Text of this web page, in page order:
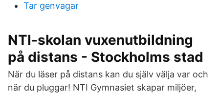
Tar genvagar
NTI-skolan vuxenutbildning
på distans - Stockholms stad
När du läser på distans kan du själv välja var och
när du pluggar! NTI Gymnasiet skapar miljöer,